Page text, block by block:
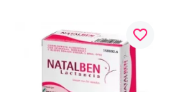
favorite_border